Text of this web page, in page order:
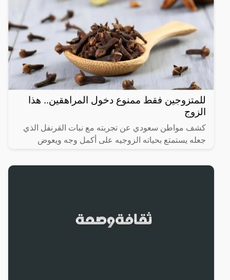
للمتزوجين فقط ممنوع دخول المراهقين.. هذا
الزوج
كشف مواطن سعودي عن تجربته مع نبات القرنفل الذي
جعله يستمتع بحياته الزوجيه على أكمل وجه ويعوض
الضعف أثناء العلاقة